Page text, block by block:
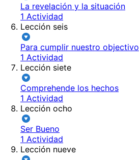
La revelación y la situación
1 Actividad
Lección seis
Para cumplir nuestro objectivo
1 Actividad
Lección siete
Comprehende los hechos
1 Actividad
Lección ocho
Ser Bueno
1 Actividad
Lección nueve